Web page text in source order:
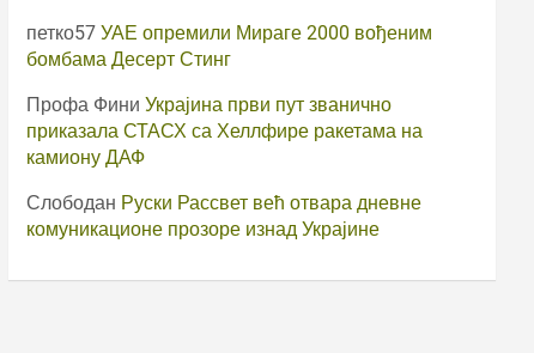
петко57 УАЕ опремили Мираге 2000 вођеним
бомбама Десерт Стинг
Профа Фини Украјина први пут званично
приказала СТАСХ са Хеллфире ракетама на
камиону ДАФ
Слободан Руски Рассвет већ отвара дневне
комуникационе прозоре изнад Украјине